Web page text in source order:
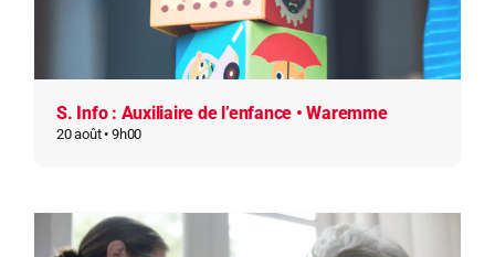
S. Info : Auxiliaire de l’enfance • Waremme
20 août • 9h00